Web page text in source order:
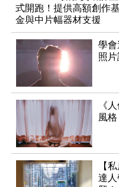
式開跑！提供高額創作基
金與中片幅器材支援
學
照
《
風格
【
達